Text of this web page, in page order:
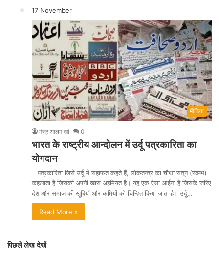
17 November
मीडिया
मंसूर आलम खां 0
भारत के राष्ट्रीय आन्दोलन में उर्दू पत्रकारिता का
योगदान
पत्रकारिता जिसे उर्दू में सहाफत कहते हैं, लोकतन्त्र का चौथा सतून (स्तम्भ)
कहलाता है जिसकी अपनी खास अहमियत है। यह एक ऐसा आईना है जिसके जरिए
देश और समाज की खूबियों और कमियों को चिन्हित किया जाता है। उर्दू…
Read More »
पिछले लेख देखें